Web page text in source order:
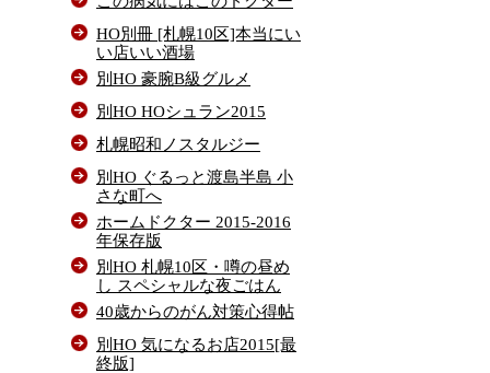
HO別冊 [札幌10区]本当にい
い店いい酒場
別HO 豪腕B級グルメ
別HO HOシュラン2015
札幌昭和ノスタルジー
別HO ぐるっと渡島半島 小
さな町へ
ホームドクター 2015-2016
年保存版
別HO 札幌10区・噂の昼め
し スペシャルな夜ごはん
40歳からのがん対策心得帖
別HO 気になるお店2015[最
終版]